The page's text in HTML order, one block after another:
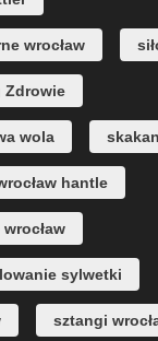
wrocław
Zdrowie
wola
hantle
sylwetki
sztangi